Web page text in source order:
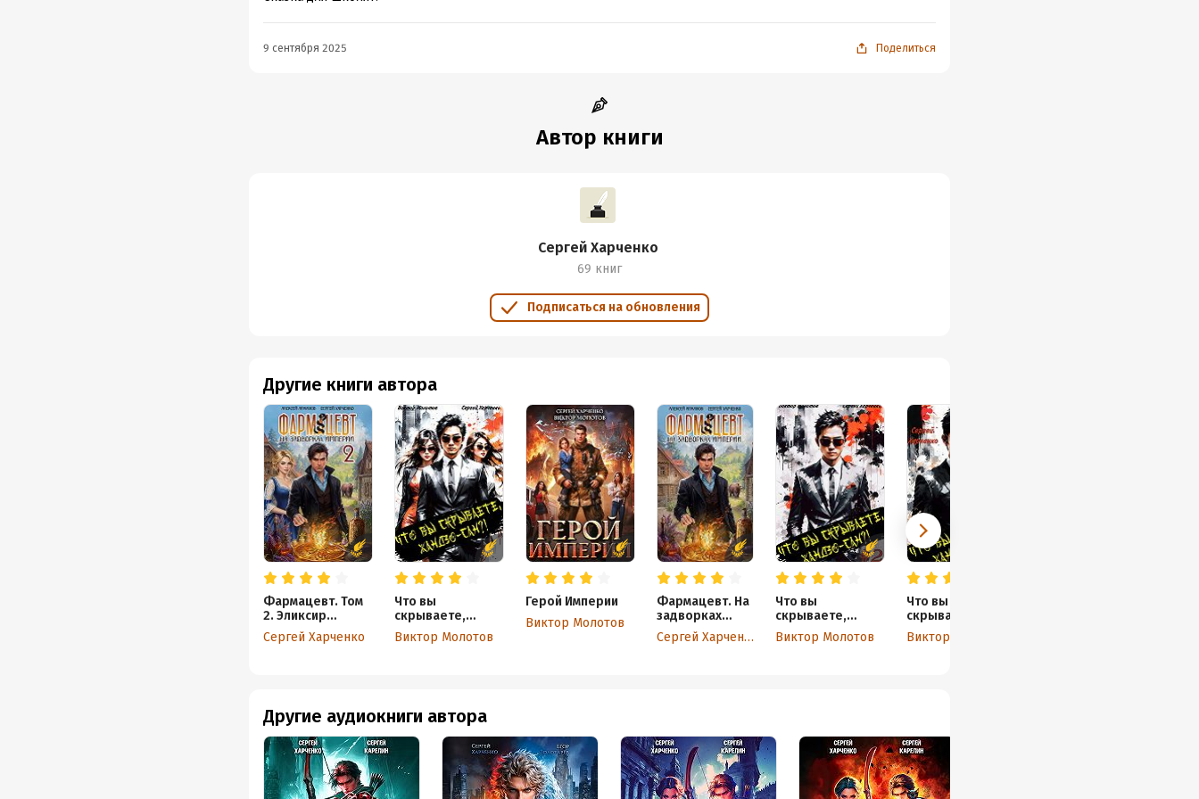
9 сентября 2025 Поделиться
Автор книги
Сергей Харченко
69 книг
Подписаться на обновления
Другие книги автора
Фармацевт. Том
2. Эликсир
бессмертия
Сергей Харченко
Что вы
скрываете,
Хандзо-сан?!
Виктор Молотов
Герой Империи
Виктор Молотов
Фармацевт. На
задворках
Империи
Сергей Харченко
Что вы
скрываете,
Хандзо-сан?! 2
Виктор Молотов
Что вы
скрываете,
Хандзо-сан?! 3
Виктор Молотов
Другие аудиокниги автора